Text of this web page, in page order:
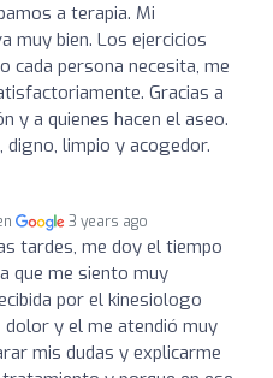
a terapia. Mi
muy bien. Los ejercicios
cada persona necesita, me
Gracias a
y a quienes hacen el aseo.
limpio y acogedor.
3 years ago
tardes, me doy el tiempo
que me siento muy
por el kinesiologo
dolor y el me atendió muy
mis dudas y explicarme